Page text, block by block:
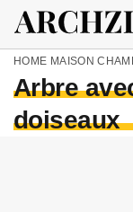
HOME MAISON
Arbre
doiseaux